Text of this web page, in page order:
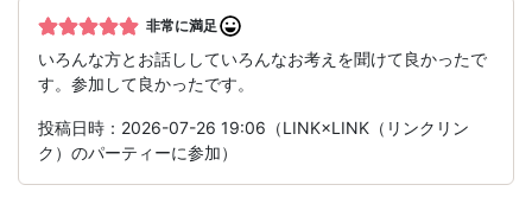
非常に満足
いろんな方とお話ししていろんなお考えを聞けて良かったで
す。参加して良かったです。
投稿日時：2026-07-26 19:06（LINK×LINK（リンクリン
ク）のパーティーに参加）